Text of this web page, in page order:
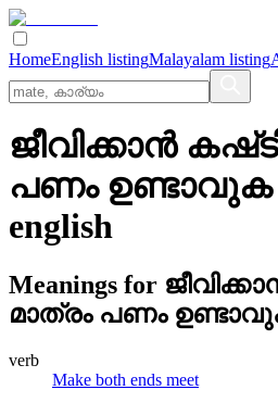
HomeEnglish listingMalayalam listing
ജീവിക്കാന്‍
പണം ഉണ്ടാവുക
english
Meanings for
മാത്രം പണം
verb
Make both ends meet